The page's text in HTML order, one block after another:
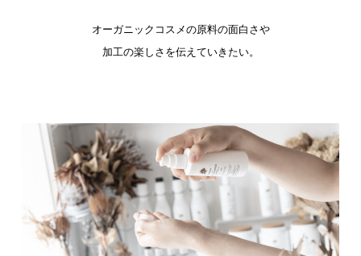
オーガニックコスメの原料の面白さや
加工の楽しさを伝えていきたい。